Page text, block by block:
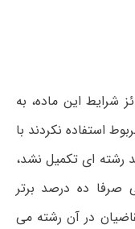
شرایط این ماده، به
استفاده نکردند با
رشته ای تکمیل نشد،
صرفا ده درصد برتر
در آن رشته می